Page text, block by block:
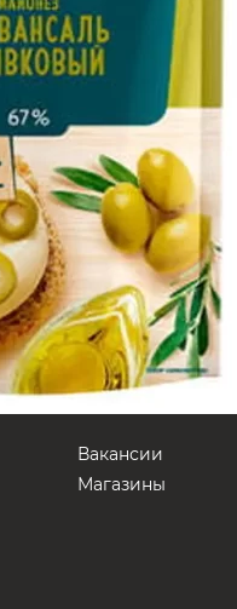
Вакансии
Магазины